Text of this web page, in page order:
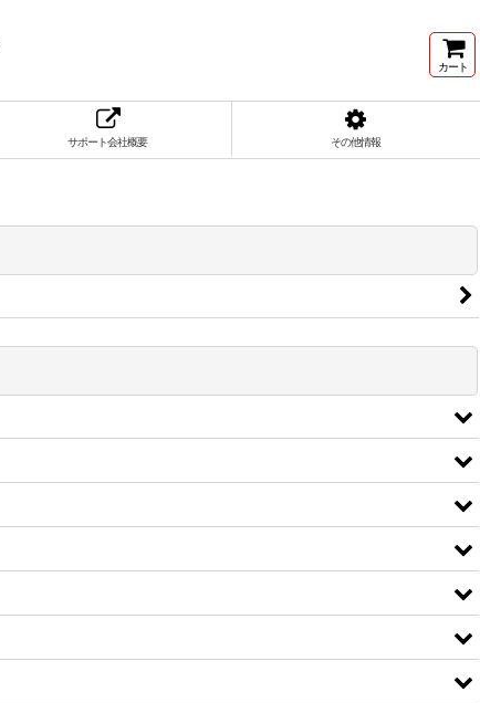
カート
サポート会社概要 その他情報